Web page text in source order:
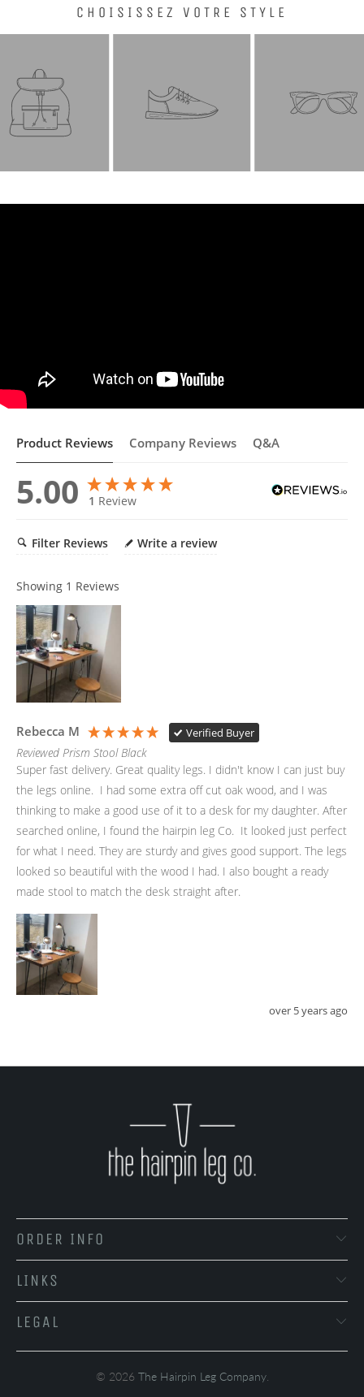
CHOISISSEZ VOTRE STYLE
Product Reviews Company Reviews Q&A
5.00 1 Review
Filter Reviews Write a review
Showing 1 Reviews
Rebecca M Verified Buyer
Reviewed Prism Stool Black
Super fast delivery. Great quality legs. I didn't know I can just buy
the legs online.  I had some extra off cut oak wood, and I was
thinking to make a good use of it to a desk for my daughter. After
searched online, I found the hairpin leg Co.  It looked just perfect
for what I need. They are sturdy and gives good support. The legs
looked so beautiful with the wood I had. I also bought a ready
made stool to match the desk straight after.
over 5 years ago
ORDER INFO
LINKS
LEGAL
© 2026 The Hairpin Leg Company.